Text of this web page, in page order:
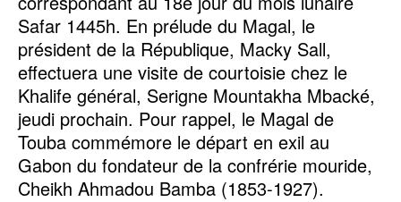
Safar 1445h. En prélude du Magal, le
président de la République, Macky Sall,
effectuera une visite de courtoisie chez le
Khalife général, Serigne Mountakha Mbacké,
jeudi prochain. Pour rappel, le Magal de
Touba commémore le départ en exil au
Gabon du fondateur de la confrérie mouride,
Cheikh Ahmadou Bamba (1853-1927).